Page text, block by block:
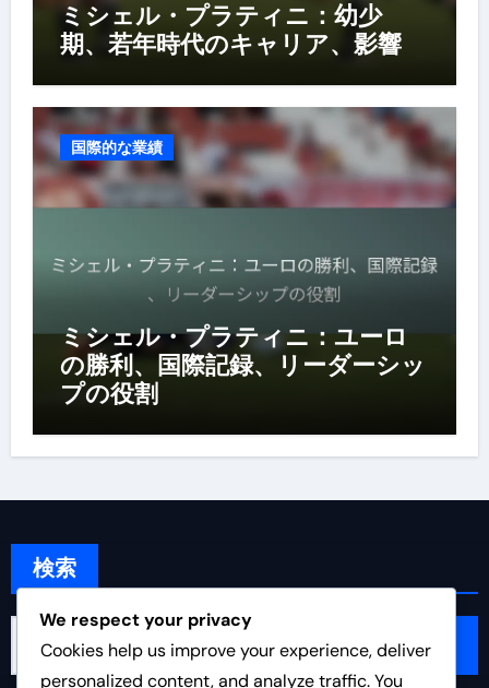
ミシェル・プラティニ：幼少
期、若年時代のキャリア、影響
国際的な業績
ミシェル・プラティニ：ユーロ
の勝利、国際記録、リーダーシッ
プの役割
検索
Search
We respect your privacy
Cookies help us improve your experience, deliver
personalized content, and analyze traffic. You